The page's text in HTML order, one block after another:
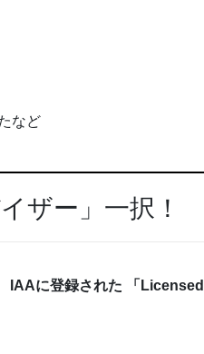
など
ザー」一択！
IAAに登録された 「